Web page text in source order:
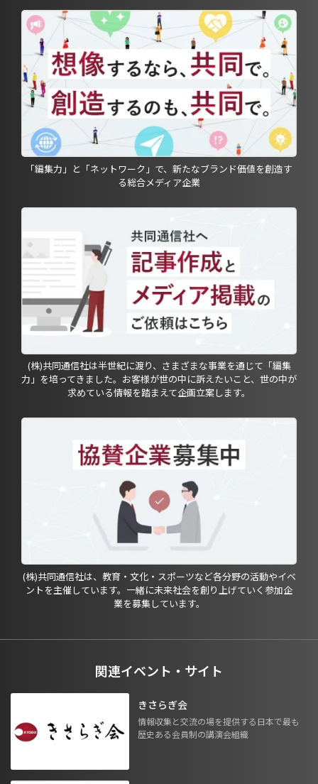
「編集力」と「ネットワーク」で、新たなブランド価値を創造す
る総合メディア企業
(株)共同通信社は半世紀に渡り、さまざまな事業を通じて「編集
力」を培ってきました。お客様が世の中に訴えたいこと、世の中が
求めている情報を踏まえて企画立案します。
(株)共同通信社は、教育・文化・スポーツなど各分野の活動やイベ
ントを主催しています。一緒に未来社会を創り上げていく参加企
業を募集しています。
関連イベント・サイト
きさらぎ会
情報収集と交流の場を提供する日本で最も
歴史ある会員制の講演会組織